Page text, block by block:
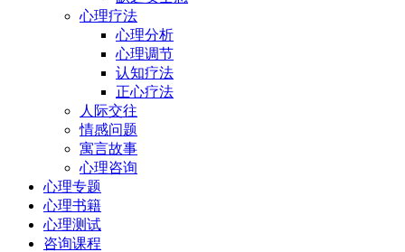
心理疗法
心理分析
心理调节
认知疗法
正心疗法
人际交往
情感问题
寓言故事
心理咨询
心理专题
心理书籍
心理测试
咨询课程